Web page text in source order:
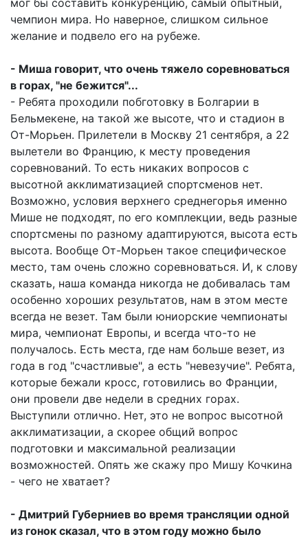
чемпион мира. Но наверное, слишком сильное
желание и подвело его на рубеже.
- Миша говорит, что очень тяжело соревноваться
в горах, "не бежится"...
- Ребята проходили побготовку в Болгарии в
Бельмекене, на такой же высоте, что и стадион в
От-Морьен. Прилетели в Москву 21 сентября, а 22
вылетели во Францию, к месту проведения
соревнований. То есть никаких вопросов с
высотной акклиматизацией спортсменов нет.
Возможно, условия верхнего среднегорья именно
Мише не подходят, по его комплекции, ведь разные
спортсмены по разному адаптируются, высота есть
высота. Вообще От-Морьен такое специфическое
место, там очень сложно соревноваться. И, к слову
сказать, наша команда никогда не добивалась там
особенно хороших результатов, нам в этом месте
всегда не везет. Там были юниорские чемпионаты
мира, чемпионат Европы, и всегда что-то не
получалось. Есть места, где нам больше везет, из
года в год "счастливые", а есть "невезучие". Ребята,
которые бежали кросс, готовились во Франции,
они провели две недели в средних горах.
Выступили отлично. Нет, это не вопрос высотной
акклиматизации, а скорее общий вопрос
подготовки и максимальной реализации
возможностей. Опять же скажу про Мишу Кочкина
- чего не хватает?
- Дмитрий Губерниев во время трансляции одной
из гонок сказал, что в этом году можно было